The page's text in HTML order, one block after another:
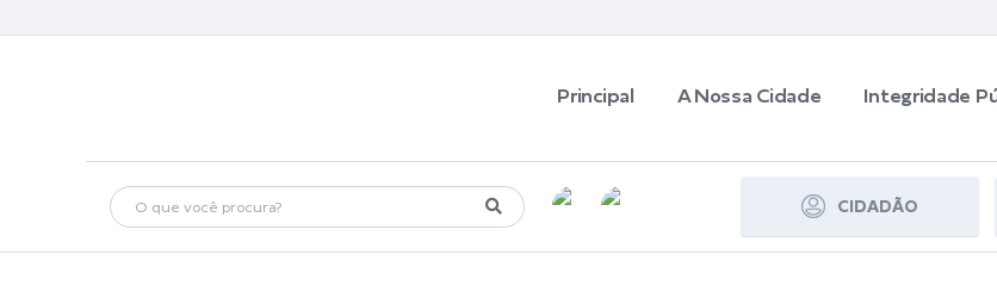
Principal A Nossa Cidade Integridade
CIDADÃO